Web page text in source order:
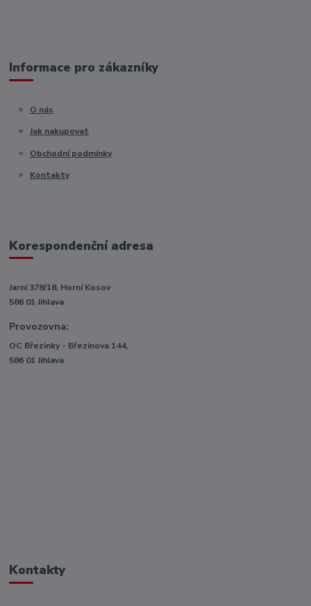
Informace pro zákazníky
O nás
Jak nakupovat
Obchodní podmínky
Kontakty
Korespondenční adresa
Jarní 378/18, Horní Kosov
586 01 Jihlava
Provozovna:
OC Březinky - Březinova 144,
586 01 Jihlava
Kontakty